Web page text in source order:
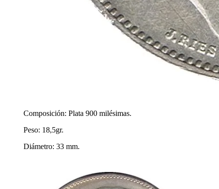
Composición: Plata 900 milésimas.
Peso: 18,5gr.
Diámetro: 33 mm.